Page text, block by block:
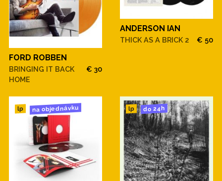
FORD ROBBEN
BRINGING IT BACK
HOME
€ 30
ANDERSON IAN
THICK AS A BRICK 2 € 50
lp na objednávku lp do 24h